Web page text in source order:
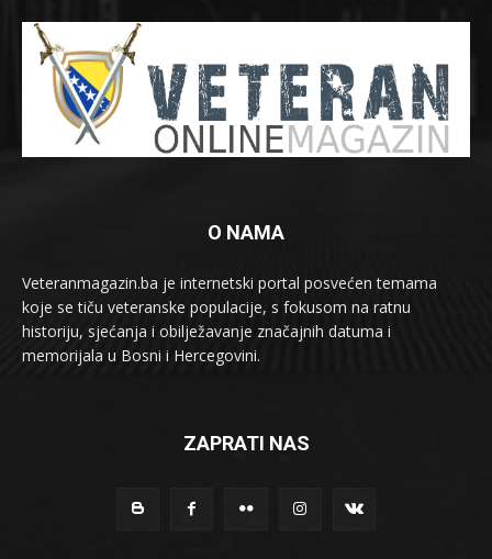
O NAMA
Veteranmagazin.ba je internetski portal posvećen temama
koje se tiču veteranske populacije, s fokusom na ratnu
historiju, sjećanja i obilježavanje značajnih datuma i
memorijala u Bosni i Hercegovini.
ZAPRATI NAS